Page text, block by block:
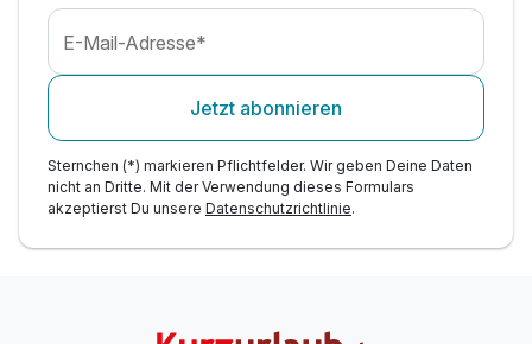
Bad Staffelstein Gästekarte mit 66 zusätzlichen
oder ermäßigten Leistungen über den Kurbeitrag
Kinder unter 7 Jahren dürfen nicht in die
Kinder zwischen 7 und 9 Jahren benötigen für
die Therme ein ärztliches Atte
E-Mail-Adresse*
Jetzt abonnieren
Sternchen (*) markieren Pflichtfelder. Wir geben Deine Daten
nicht an Dritte. Mit der Verwendung dieses Formulars
akzeptierst Du unsere Datenschutzrichtlinie.